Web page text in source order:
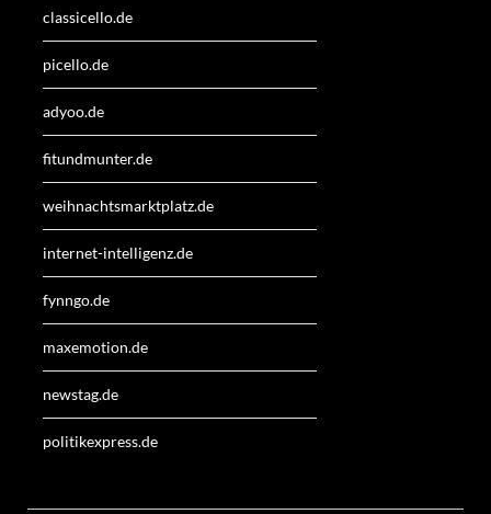
classicello.de
picello.de
adyoo.de
fitundmunter.de
weihnachtsmarktplatz.de
internet-intelligenz.de
fynngo.de
maxemotion.de
newstag.de
politikexpress.de